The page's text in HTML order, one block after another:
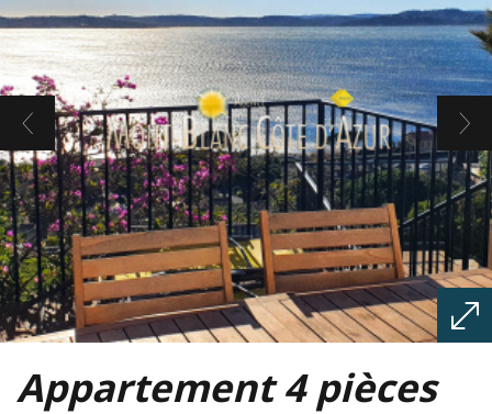
Appartement 4 pièces